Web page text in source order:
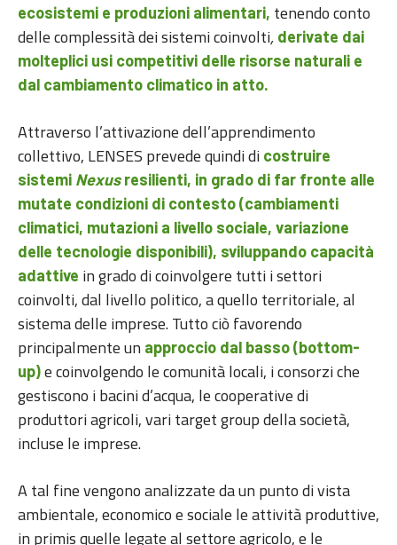
ecosistemi e produzioni alimentari, tenendo conto
delle complessità dei sistemi coinvolti, derivate dai
molteplici usi competitivi delle risorse naturali e
dal cambiamento climatico in atto.
Attraverso l’attivazione dell’apprendimento
collettivo, LENSES prevede quindi di costruire
sistemi Nexusresilienti, in grado di far fronte alle
mutate condizioni di contesto (cambiamenti
climatici, mutazioni a livello sociale, variazione
delle tecnologie disponibili), sviluppando capacità
adattive in grado di coinvolgere tutti i settori
coinvolti, dal livello politico, a quello territoriale, al
sistema delle imprese. Tutto ciò favorendo
principalmente un approccio dal basso (bottom-
up)e coinvolgendo le comunità locali, i consorzi che
gestiscono i bacini d’acqua, le cooperative di
produttori agricoli, vari target group della società,
incluse le imprese.
A tal fine vengono analizzate da un punto di vista
ambientale, economico e sociale le attività produttive,
in primis quelle legate al settore agricolo, e le